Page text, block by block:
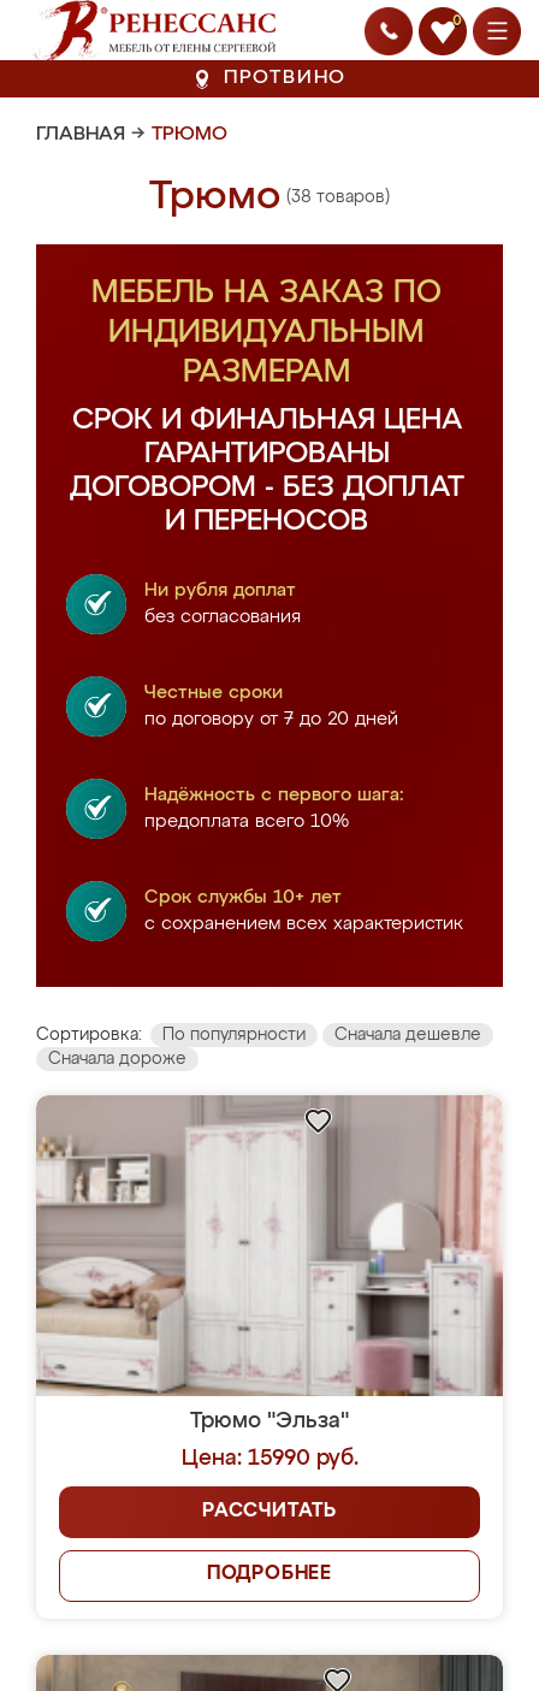
0
ПРОТВИНО
ГЛАВНАЯ → ТРЮМО
Трюмо (38 товаров)
МЕБЕЛЬ НА ЗАКАЗ ПО
ИНДИВИДУАЛЬНЫМ
РАЗМЕРАМ
СРОК И ФИНАЛЬНАЯ ЦЕНА
ГАРАНТИРОВАНЫ
ДОГОВОРОМ - БЕЗ ДОПЛАТ
И ПЕРЕНОСОВ
Ни рубля доплат
без согласования
Честные сроки
по договору от 7 до 20 дней
Надёжность с первого шага:
предоплата всего 10%
Срок службы 10+ лет
с сохранением всех характеристик
Сортировка: По популярности
Сначала дешевле
Сначала дороже
Трюмо "Эльза"
Цена: 15990 руб.
РАССЧИТАТЬ
ПОДРОБНЕЕ